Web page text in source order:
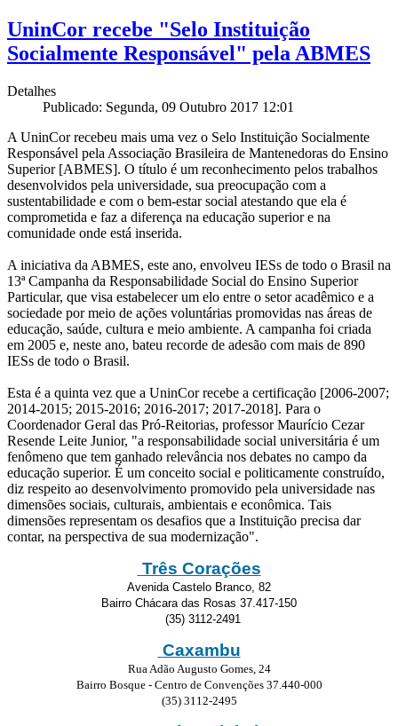
UninCor recebe "Selo Instituição
Socialmente Responsável" pela ABMES
Detalhes
Publicado: Segunda, 09 Outubro 2017 12:01
A UninCor recebeu mais uma vez o Selo Instituição Socialmente
Responsável pela Associação Brasileira de Mantenedoras do Ensino
Superior [ABMES]. O título é um reconhecimento pelos trabalhos
desenvolvidos pela universidade, sua preocupação com a
sustentabilidade e com o bem-estar social atestando que ela é
comprometida e faz a diferença na educação superior e na
comunidade onde está inserida.
A iniciativa da ABMES, este ano, envolveu IESs de todo o Brasil na
13ª Campanha da Responsabilidade Social do Ensino Superior
Particular, que visa estabelecer um elo entre o setor acadêmico e a
sociedade por meio de ações voluntárias promovidas nas áreas de
educação, saúde, cultura e meio ambiente. A campanha foi criada
em 2005 e, neste ano, bateu recorde de adesão com mais de 890
IESs de todo o Brasil.
Esta é a quinta vez que a UninCor recebe a certificação [2006-2007;
2014-2015; 2015-2016; 2016-2017; 2017-2018]. Para o
Coordenador Geral das Pró-Reitorias, professor Maurício Cezar
Resende Leite Junior, "a responsabilidade social universitária é um
fenômeno que tem ganhado relevância nos debates no campo da
educação superior. É um conceito social e politicamente construído,
diz respeito ao desenvolvimento promovido pela universidade nas
dimensões sociais, culturais, ambientais e econômica. Tais
dimensões representam os desafios que a Instituição precisa dar
contar, na perspectiva de sua modernização".
Três Corações
Avenida Castelo Branco, 82
Bairro Chácara das Rosas 37.417-150
(35) 3112-2491
Caxambu
Rua Adão Augusto Gomes, 24
Bairro Bosque - Centro de Convenções 37.440-000
(35) 3112-2495